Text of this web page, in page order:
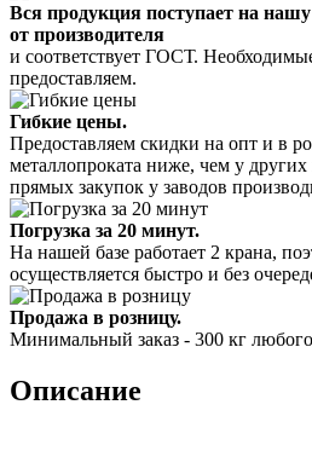
Вся продукция поступает на
от производителя
и соответствует ГОСТ.
предоставляем.
Гибкие цены.
Предоставляем скидки на опт и в
металлопроката ниже, чем у других
прямых закупок у заводов
Погрузка за 20 минут.
На нашей базе работает 2 крана,
осуществляется быстро и без
Продажа в розницу.
Минимальный заказ - 300 кг любого
Описание